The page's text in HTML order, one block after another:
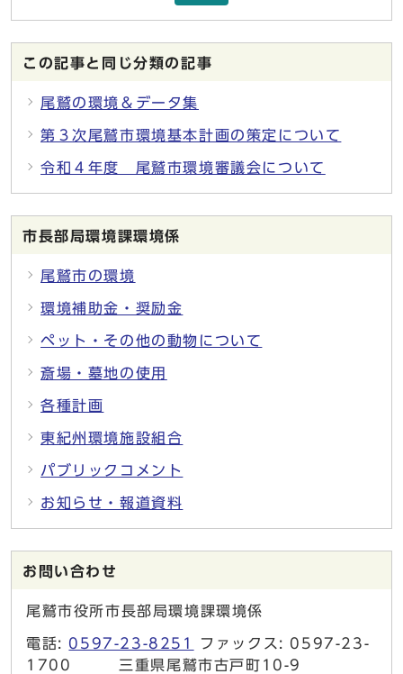
この記事と同じ分類の記事
尾鷲の環境＆データ集
第３次尾鷲市環境基本計画の策定について
令和４年度 尾鷲市環境審議会について
市長部局環境課環境係
尾鷲市の環境
環境補助金・奨励金
ペット・その他の動物について
斎場・墓地の使用
各種計画
東紀州環境施設組合
パブリックコメント
お知らせ・報道資料
お問い合わせ
尾鷲市役所市長部局環境課環境係
電話: 0597-23-8251
ファックス: 0597-23-
1700 三重県尾鷲市古戸町10-9